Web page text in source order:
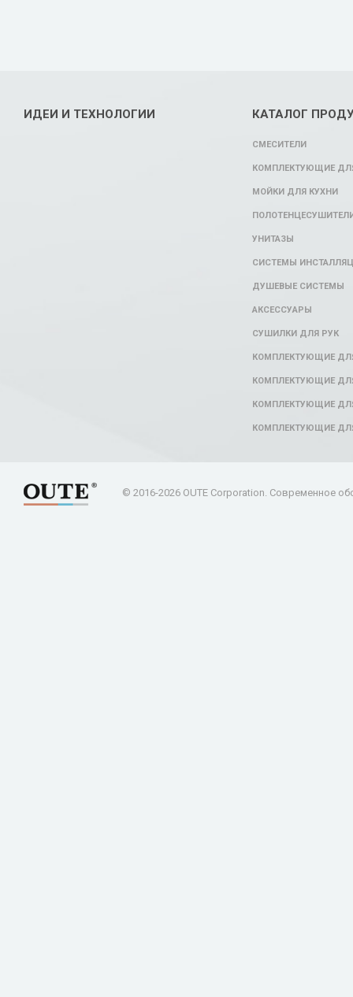
ИДЕИ И ТЕХНОЛОГИИ КАТАЛОГ
СМЕСИТЕЛИ
КОМПЛЕКТУЮЩИЕ
МОЙКИ ДЛЯ КУХНИ
УНИТАЗЫ
СИСТЕМЫ
ДУШЕВЫЕ СИСТЕМЫ
АКСЕССУАРЫ
СУШИЛКИ ДЛЯ РУК
КОМПЛЕКТУЮЩИЕ
КОМПЛЕКТУЮЩИЕ
КОМПЛЕКТУЮЩИЕ
КОМПЛЕКТУЮЩИЕ
© 2016-2026 OUTE Corporation. Современное